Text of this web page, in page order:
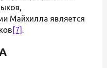
Майхилла является
[7] .